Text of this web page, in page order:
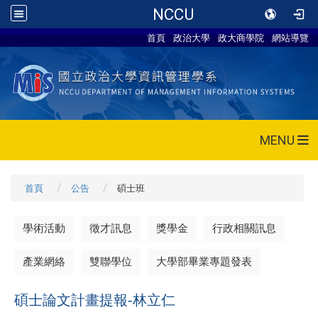
NCCU
首頁 政治大學 政大商學院 網站導覽
MENU
首頁 公告 碩士班
學術活動 徵才訊息 獎學金 行政相關訊息
產業網絡 雙聯學位 大學部畢業專題發表
碩士論文計畫提報-林立仁